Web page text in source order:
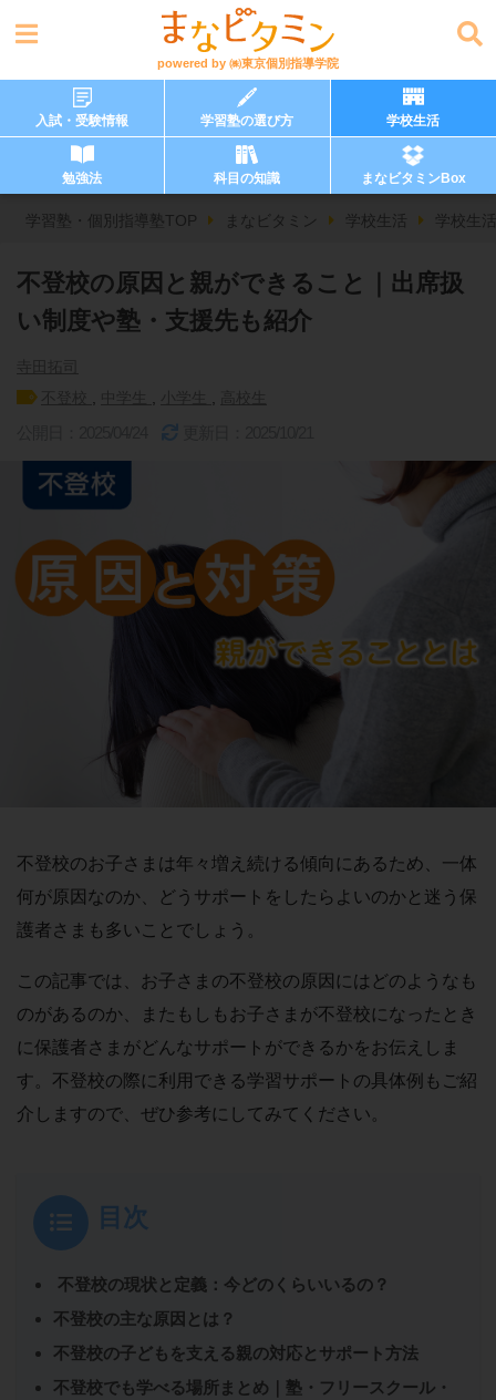
powered by ㈱東京個別指導学院
入試・受験情報 学習塾の選び方 学校生活
勉強法 科目の知識 まなビタミンBox
学習塾・個別指導塾TOP まなビタミン 学校生活 学校生
不登校の原因と親ができること｜出席扱
い制度や塾・支援先も紹介
不登校のお子さまは年々増え続ける傾向にあるため、一体
何が原因なのか、どうサポートをしたらよいのかと迷う保
護者さまも多いことでしょう。
この記事では、お子さまの不登校の原因にはどのようなも
のがあるのか、またもしもお子さまが不登校になったとき
に保護者さまがどんなサポートができるかをお伝えしま
す。不登校の際に利用できる学習サポートの具体例もご紹
介しますので、ぜひ参考にしてみてください。
目次
不登校の現状と定義：今どのくらいいるの？
不登校の主な原因とは？
不登校の子どもを支える親の対応とサポート方法
不登校でも学べる場所まとめ｜塾・フリースクール・